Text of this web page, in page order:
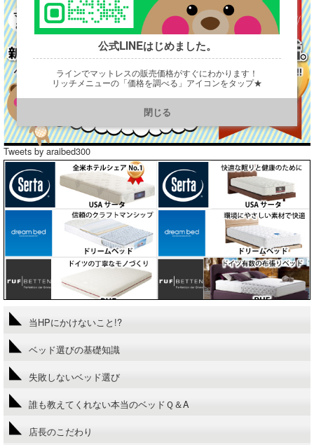
Tweets by araibed300
当HPにかけないこと!?
ベッド選びの基礎知識
失敗しないベッド選び
誰も教えてくれない本当のベッドＱ＆A
店長のこだわり
公式LINEはじめました。
ラインでマットレスの販売価格がすぐにわかります！
リッチメニューの「価格を調べる」アイコンをタップ★
https://line.me/R/ti/p/@901ptzjz
閉じる